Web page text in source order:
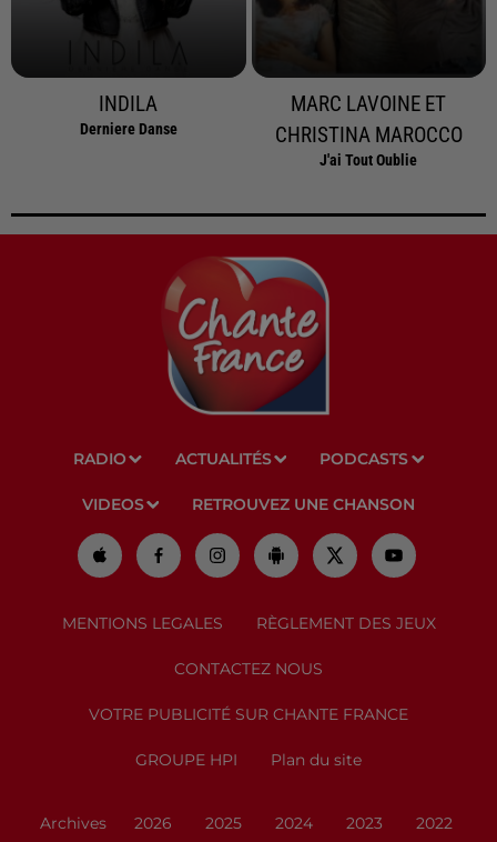
INDILA
Derniere Danse
MARC LAVOINE ET
CHRISTINA MAROCCO
J'ai Tout Oublie
RADIO ACTUALITÉS PODCASTS
VIDEOS RETROUVEZ UNE CHANSON
MENTIONS LEGALES RÈGLEMENT DES JEUX
CONTACTEZ NOUS
VOTRE PUBLICITÉ SUR CHANTE FRANCE
GROUPE HPI Plan du site
Archives 2026 2025 2024 2023 2022